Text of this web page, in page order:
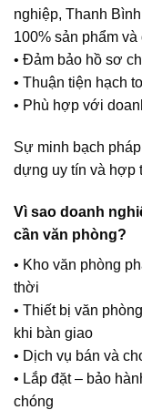
nghiệp, Thanh
100% sản phẩm và
• Đảm bảo hồ sơ
• Thuận tiện hạch
• Phù hợp với
Sự minh bạch
dựng uy tín và hợp
Vì sao doanh
cần văn phòng?
• Kho văn phòng
thời
• Thiết bị văn
khi bàn giao
• Dịch vụ bán và
• Lắp đặt – bảo
chóng